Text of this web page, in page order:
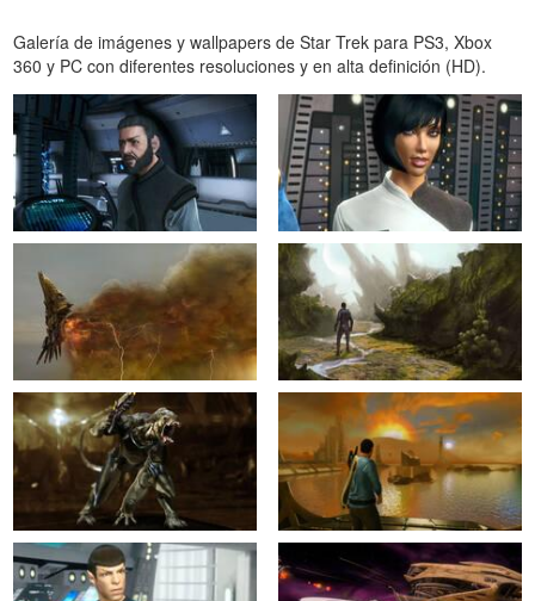
Galería de imágenes y wallpapers de Star Trek para PS3, Xbox
360 y PC con diferentes resoluciones y en alta definición (HD).